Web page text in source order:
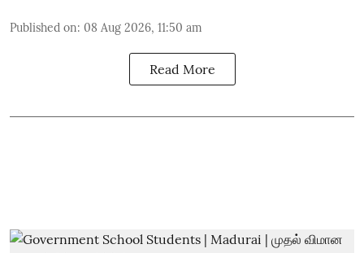
Published on: 08 Aug 2026, 11:50 am
Read More